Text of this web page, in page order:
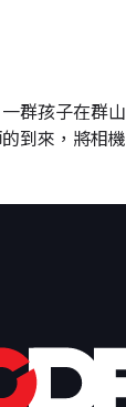
群孩子在群
到來，將相